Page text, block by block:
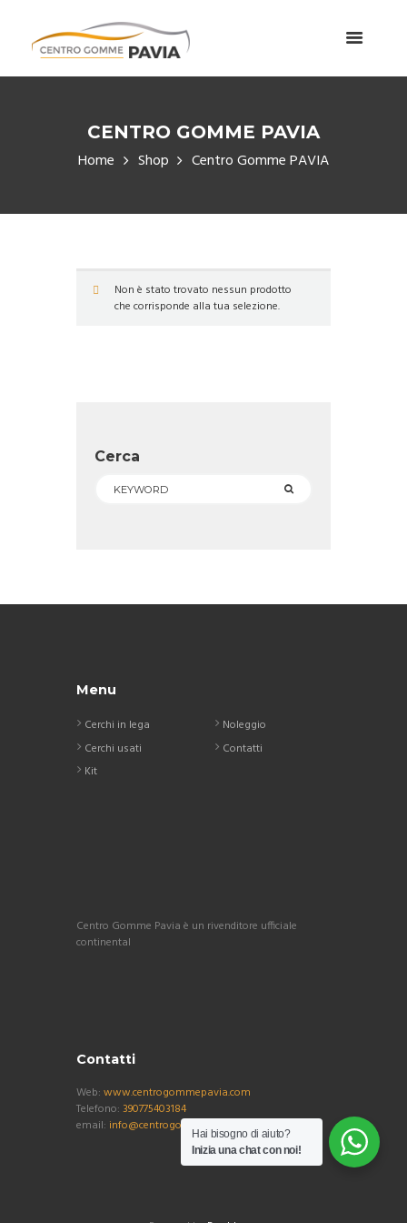
CENTRO GOMME PAVIA
Home Shop Centro Gomme PAVIA
Non è stato trovato nessun prodotto
che corrisponde alla tua selezione.
Cerca
Menu
Cerchi in lega
Cerchi usati
Kit
Noleggio
Contatti
Centro Gomme Pavia è un rivenditore ufficiale
continental
Contatti
Web: www.centrogommepavia.com
Telefono: 390775403184
email: info@centrogommepavia.com
Hai bisogno di aiuto?
Inizia una chat con noi!